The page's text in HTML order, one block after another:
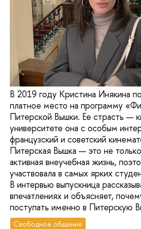
В 2019 году Кристина Инякина
платное место на программу
Питерской Вышки. Ее страсть —
университете она с особым
французский и советский
Питерская Вышка — это не
активная внеучебная жизнь,
участвовала в самых ярких
В интервью выпускница
впечатлениях и объясняет,
поступать именно в Питерскую
Свободное общение